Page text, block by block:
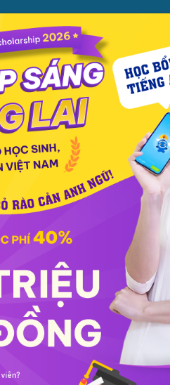
PREMIUM
PHÁP
Luyện viết Phổ thông Luyện nói
Lộ